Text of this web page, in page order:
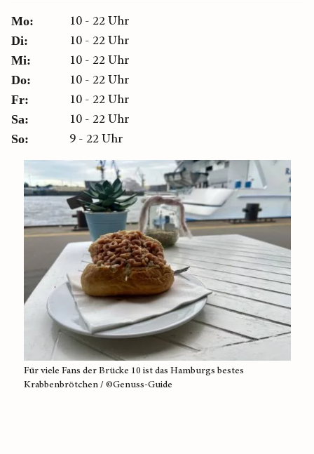
Mo: 10 - 22 Uhr
Di: 10 - 22 Uhr
Mi: 10 - 22 Uhr
Do: 10 - 22 Uhr
Fr: 10 - 22 Uhr
Sa: 10 - 22 Uhr
So: 9 - 22 Uhr
Für viele Fans der Brücke 10 ist das Hamburgs bestes
Krabbenbrötchen / ©Genuss-Guide